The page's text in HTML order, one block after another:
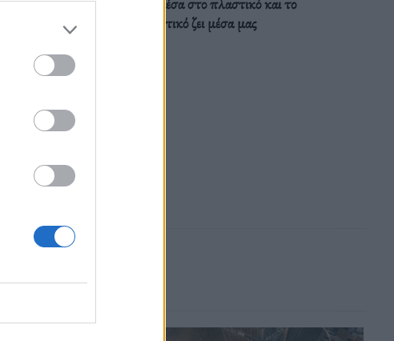
πλαστικό ζει μέσα μας